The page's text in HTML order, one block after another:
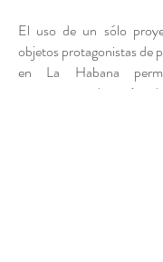
El uso de un sólo
objetos protagonistas de
en La Habana
testimonios de más